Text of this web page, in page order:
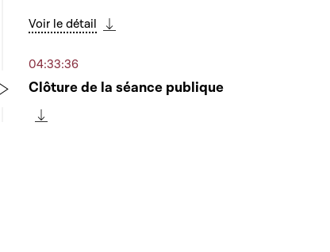
Voir le détail
04:33:36
Clôture de la séance publique